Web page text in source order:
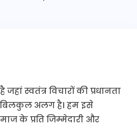
स्वतंत्र विचारों की प्रधानता
बिलकुल अलग है। हम इसे
के प्रति जिम्मेदारी और